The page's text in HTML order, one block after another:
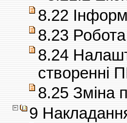
8.22
8.23
8.24
створенні
8.25 Зміна
9